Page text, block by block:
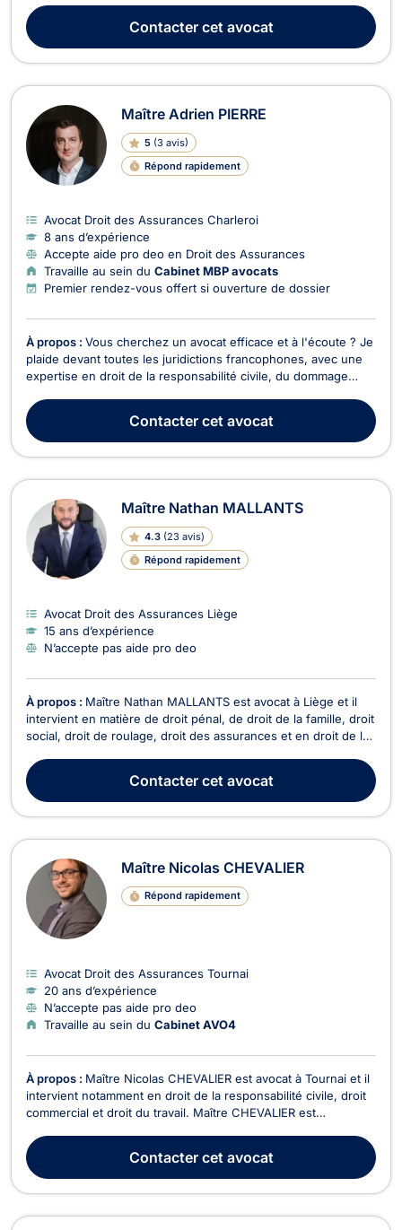
mesure d'intervenir en cas d'excès de vitesse, de conduite en
état d'alcoolémie, de conduite sans pe...
Contactercet avocat
Maître Adrien PIERRE
5 (3 avis)
Répond rapidement
Avocat Droit des Assurances Charleroi
8 ans d’expérience
Accepte aide pro deo en Droit des Assurances
Travaille au sein du Cabinet MBP avocats
Premier rendez-vous offert si ouverture de dossier
À propos : Vous cherchez un avocat efficace et à l'écoute ? Je
plaide devant toutes les juridictions francophones, avec une
expertise en droit de la responsabilité civile, du dommage
accident de la route ou d’une erreur médicale ? Je vous
accompagne pour obtenir réparation et ind...
Contactercet avocat
Maître Nathan MALLANTS
4.3 (23 avis)
Répond rapidement
Avocat Droit des Assurances Liège
15 ans d’expérience
N’accepte pas aide pro deo
À propos : Maître Nathan MALLANTS est avocat à Liège et il
intervient en matière de droit pénal, de droit de la famille, droit
social, droit de roulage, droit des assurances et en droit de la
défense et représentation en droit pénal, que vous soyez
auteur, prévenu ou victime et...
Contactercet avocat
Maître Nicolas CHEVALIER
Répond rapidement
Avocat Droit des Assurances Tournai
20 ans d’expérience
N’accepte pas aide pro deo
Travaille au sein du Cabinet AVO4
À propos : Maître Nicolas CHEVALIER est avocat à Tournai et il
intervient notamment en droit de la responsabilité civile, droit
commercial et droit du travail. Maître CHEVALIER est
dans vos contentieux, que vous ayez subi un dommage
(accident, dommage du fait d’un produit, p...
Contactercet avocat